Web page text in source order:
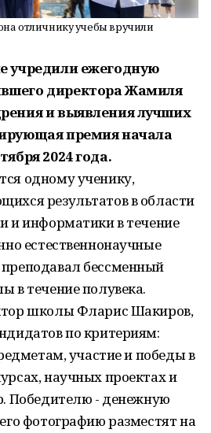
отличнику учебы вручили
учредили ежегодную
директора Жамиля
и выявления лучших
премия начала
2024 года.
одному ученику,
результатов в области
и информатики в течение
естественнонаучные
бессменный
в течение полувека.
школы Фларис Шакиров,
по критериям:
участие и победы в
научных проектах и
Победителю - денежную
фотографию разместят на